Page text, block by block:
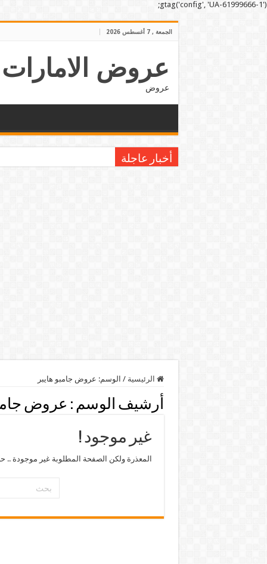
gtag('config', 'UA-61999666-1');
الجمعة , 7 أغسطس 2026
عروض الامارات
عروض
أخبار عاجلة
الرئيسية / الوسم: عروض جامبو هايبر
أرشيف الوسم : عروض
غير موجود !
المعذرة ولكن الصفحة المطلوبة غير موجودة